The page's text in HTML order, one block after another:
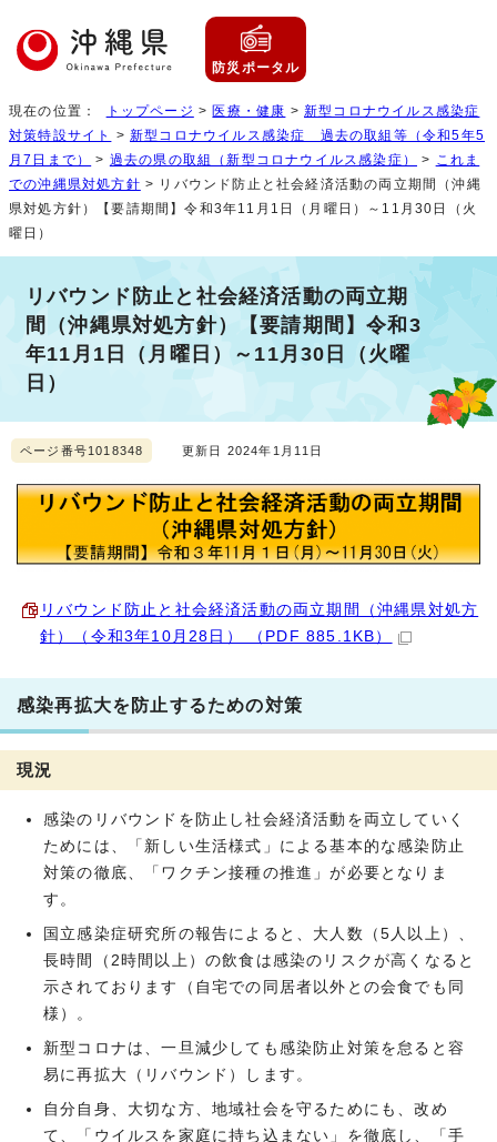
防災ポータル
現在の位置： トップページ > 医療・健康 >新型コロナウイルス感染症
対策特設サイト
>新型コロナウイルス感染症 過去の取組等（令和5年5
月7日まで）
> 過去の県の取組（新型コロナウイルス感染症） > これま
での沖縄県対処方針 > リバウンド防止と社会経済活動の両立期間（沖縄
県対処方針）【要請期間】令和3年11月1日（月曜日）～11月30日（火
曜日）
リバウンド防止と社会経済活動の両立期
間（沖縄県対処方針）【要請期間】令和3
年11月1日（月曜日）～11月30日（火曜
日）
ページ番号1018348 更新日 2024年1月11日
リバウンド防止と社会経済活動の両立期間（沖縄県対処方
針）（令和3年10月28日） （PDF 885.1KB）
感染再拡大を防止するための対策
現況
感染のリバウンドを防止し社会経済活動を両立していく
ためには、「新しい生活様式」による基本的な感染防止
対策の徹底、「ワクチン接種の推進」が必要となりま
す。
国立感染症研究所の報告によると、大人数（5人以上）、
長時間（2時間以上）の飲食は感染のリスクが高くなると
示されております（自宅での同居者以外との会食でも同
様）。
新型コロナは、一旦減少しても感染防止対策を怠ると容
易に再拡大（リバウンド）します。
自分自身、大切な方、地域社会を守るためにも、改め
て、「ウイルスを家庭に持ち込まない」を徹底し、「手